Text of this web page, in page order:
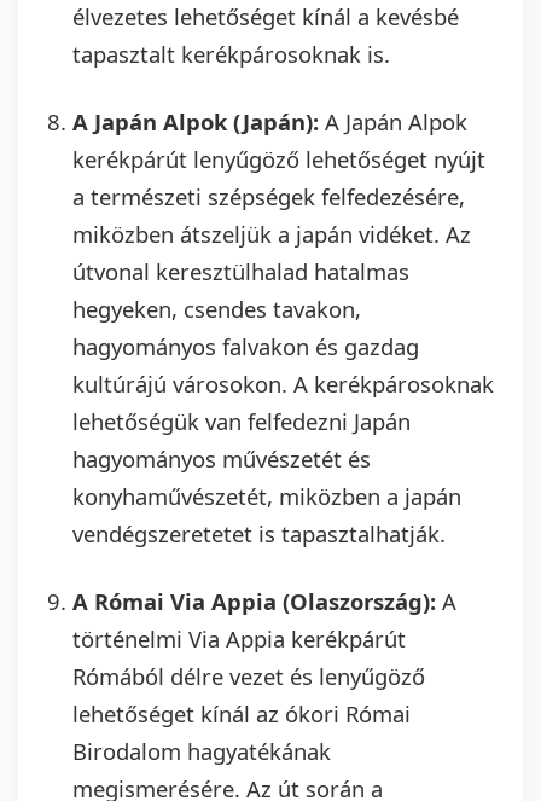
élvezetes lehetőséget kínál a kevésbé
tapasztalt kerékpárosoknak is.
A Japán Alpok (Japán): A Japán Alpok
kerékpárút lenyűgöző lehetőséget nyújt
a természeti szépségek felfedezésére,
miközben átszeljük a japán vidéket. Az
útvonal keresztülhalad hatalmas
hegyeken, csendes tavakon,
hagyományos falvakon és gazdag
kultúrájú városokon. A kerékpárosoknak
lehetőségük van felfedezni Japán
hagyományos művészetét és
konyhaművészetét, miközben a japán
vendégszeretetet is tapasztalhatják.
A Római Via Appia (Olaszország): A
történelmi Via Appia kerékpárút
Rómából délre vezet és lenyűgöző
lehetőséget kínál az ókori Római
Birodalom hagyatékának
megismerésére. Az út során a